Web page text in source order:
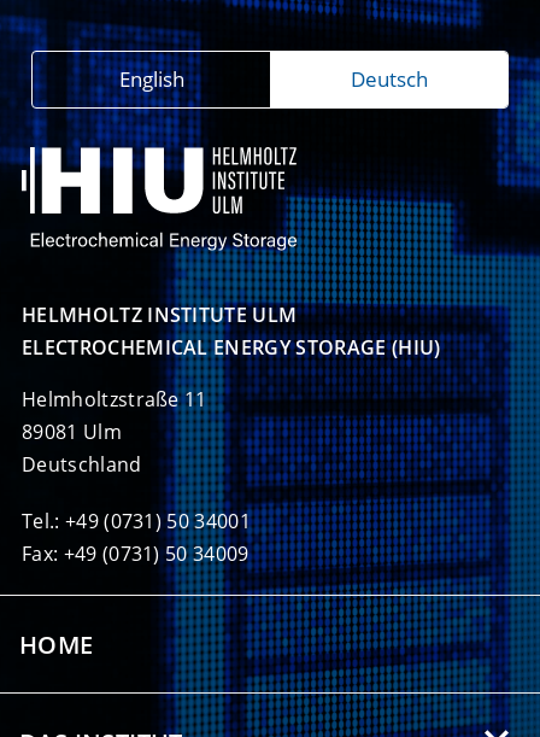
HELMHOLTZ INSTITUTE ULM
ELECTROCHEMICAL ENERGY STORAGE (HIU)
Helmholtzstraße 11
89081 Ulm
Deutschland
Tel.: +49 (0731) 50 34001
Fax: +49 (0731) 50 34009
English Deutsch
HOME